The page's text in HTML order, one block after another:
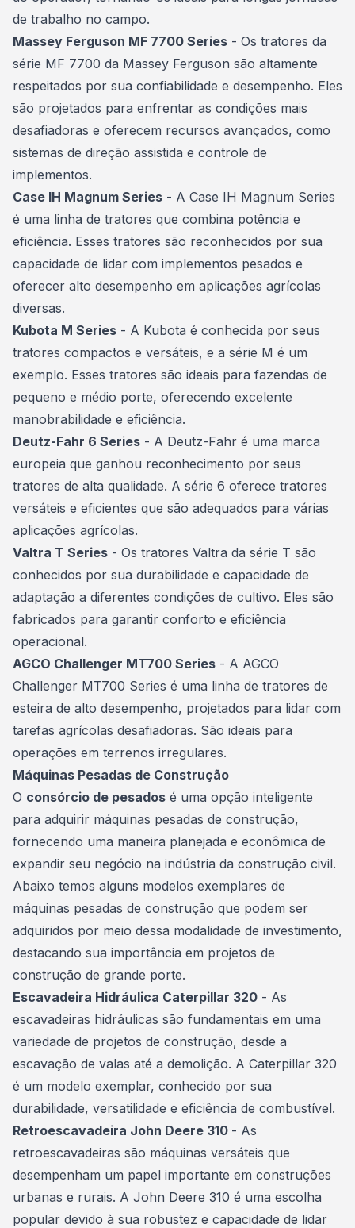
de trabalho no campo.
Massey Ferguson MF 7700 Series - Os tratores da
série MF 7700 da Massey Ferguson são altamente
respeitados por sua confiabilidade e desempenho. Eles
são projetados para enfrentar as condições mais
desafiadoras e oferecem recursos avançados, como
sistemas de direção assistida e controle de
implementos.
Case IH Magnum Series - A Case IH Magnum Series
é uma linha de tratores que combina potência e
eficiência. Esses tratores são reconhecidos por sua
capacidade de lidar com implementos pesados e
oferecer alto desempenho em aplicações agrícolas
diversas.
Kubota M Series - A Kubota é conhecida por seus
tratores compactos e versáteis, e a série M é um
exemplo. Esses tratores são ideais para fazendas de
pequeno e médio porte, oferecendo excelente
manobrabilidade e eficiência.
Deutz-Fahr 6 Series - A Deutz-Fahr é uma marca
europeia que ganhou reconhecimento por seus
tratores de alta qualidade. A série 6 oferece tratores
versáteis e eficientes que são adequados para várias
aplicações agrícolas.
Valtra T Series - Os tratores Valtra da série T são
conhecidos por sua durabilidade e capacidade de
adaptação a diferentes condições de cultivo. Eles são
fabricados para garantir conforto e eficiência
operacional.
AGCO Challenger MT700 Series - A AGCO
Challenger MT700 Series é uma linha de tratores de
esteira de alto desempenho, projetados para lidar com
tarefas agrícolas desafiadoras. São ideais para
operações em terrenos irregulares.
Máquinas Pesadas de Construção
O consórcio de pesados é uma opção inteligente
para adquirir máquinas pesadas de construção,
fornecendo uma maneira planejada e econômica de
expandir seu negócio na indústria da construção civil.
Abaixo temos alguns modelos exemplares de
máquinas pesadas de construção que podem ser
adquiridos por meio dessa modalidade de investimento,
destacando sua importância em projetos de
construção de grande porte.
Escavadeira Hidráulica Caterpillar 320 - As
escavadeiras hidráulicas são fundamentais em uma
variedade de projetos de construção, desde a
escavação de valas até a demolição. A Caterpillar 320
é um modelo exemplar, conhecido por sua
durabilidade, versatilidade e eficiência de combustível.
Retroescavadeira John Deere 310 - As
retroescavadeiras são máquinas versáteis que
desempenham um papel importante em construções
urbanas e rurais. A John Deere 310 é uma escolha
popular devido à sua robustez e capacidade de lidar